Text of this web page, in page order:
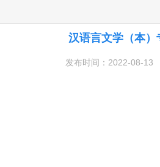
汉语言文学（本）
发布时间：2022-08-13